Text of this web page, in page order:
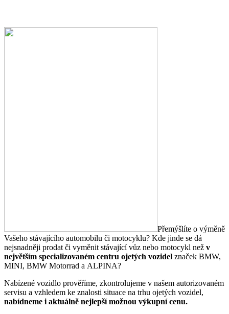
Přemýšlíte o výměně
Vašeho stávajícího automobilu či motocyklu? Kde jinde se dá
nejsnadněji prodat či vyměnit stávající vůz nebo motocykl než v
největším specializovaném centru ojetých vozidel značek BMW,
MINI, BMW Motorrad a ALPINA?
Nabízené vozidlo prověříme, zkontrolujeme v našem autorizovaném
servisu a vzhledem ke znalosti situace na trhu ojetých vozidel,
nabídneme i aktuálně nejlepší možnou výkupní cenu.